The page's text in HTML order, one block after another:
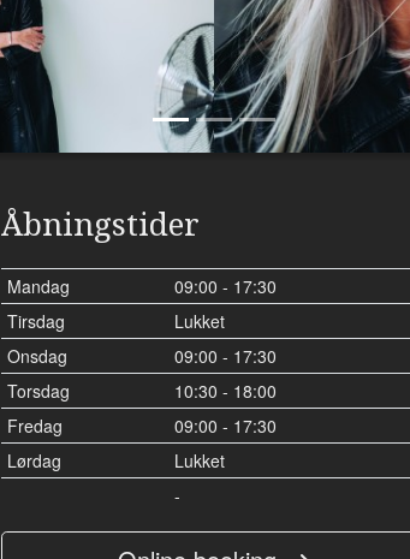
Åbningstider
Mandag
09:00 - 17:30
Tirsdag
Lukket
Onsdag
09:00 - 17:30
Torsdag
10:30 - 18:00
Fredag
09:00 - 17:30
Lørdag
Lukket
-